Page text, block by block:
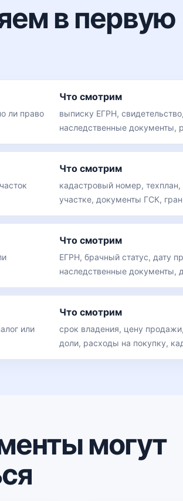
в первую
ли право
Что смотрим
выписку ЕГРН,
наследственные документы,
Что смотрим
кадастровый номер,
участке, документы ГСК,
Что смотрим
ЕГРН, брачный статус, дату
наследственные документы,
или
Что смотрим
срок владения, цену
доли, расходы на покупку,
могут